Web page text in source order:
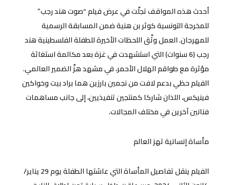
أحدث هذه المواقف تجلّت في عرض فيلم “صوت هند رجب”
للمخرجة التونسية كوثر بن هنية ضمن المسابقة الرسمية
للمهرجان. العمل وثّق اللحظات الأخيرة للطفلة الفلسطينية هند
رجب (6 سنوات) التي استشهدت في غزة بعد مكالمة استغاثة
مؤثرة مع طواقم الهلال الأحمر، في مشهد هزّ الضمير العالمي.
الفيلم حظي بدعم لافت من نجمين بارزين هما براد بيت وخواكين
فينيكس، اللذان شاركا كمنتجين تنفيذيين، إلى جانب مساهمات
فنانين آخرين في مختلف المجالات.
مأساة إنسانية تهز العالم
الفيلم ينقل تفاصيل المأساة التي عاشتها الطفلة يوم 29 يناير/